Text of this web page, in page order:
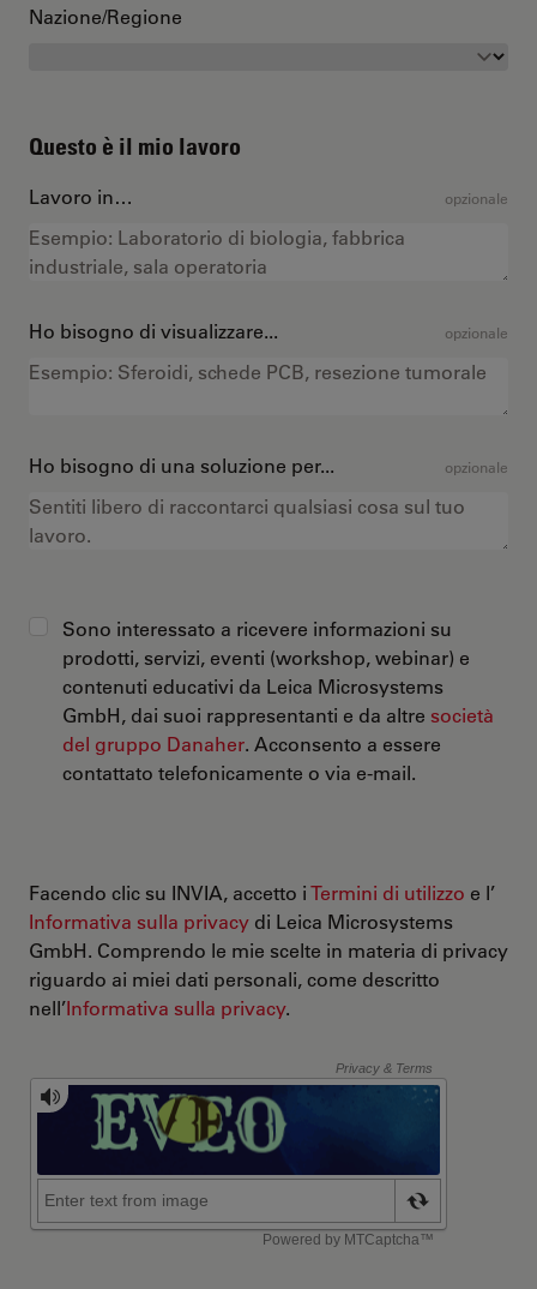
Nazione/Regione
Questo è il mio lavoro
Lavoro in… opzionale
Ho bisogno di visualizzare... opzionale
Ho bisogno di una soluzione per... opzionale
Sono interessato a ricevere informazioni su
prodotti, servizi, eventi (workshop, webinar) e
contenuti educativi da Leica Microsystems
GmbH, dai suoi rappresentanti e da altre società
del gruppo Danaher. Acconsento a essere
contattato telefonicamente o via e-mail.
Facendo clic su INVIA, accetto iTermini di utilizzo e l’
Informativa sulla privacy di Leica Microsystems
GmbH. Comprendo le mie scelte in materia di privacy
riguardo ai miei dati personali, come descritto
nell’Informativa sulla privacy.